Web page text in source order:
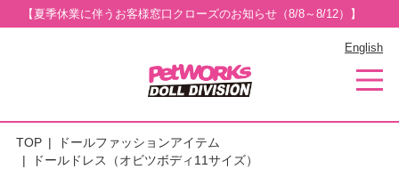
【夏季休業に伴うお客様窓口クローズのお知らせ（8/8～8/12）】
English
TOP
ドールファッションアイテム
ドールドレス（オビツボディ11サイズ）